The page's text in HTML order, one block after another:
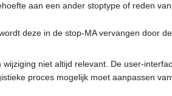
aan een ander stoptype of reden
deze in de stop-MA vervangen door
niet altijd relevant. De user-
proces mogelijk moet aanpassen